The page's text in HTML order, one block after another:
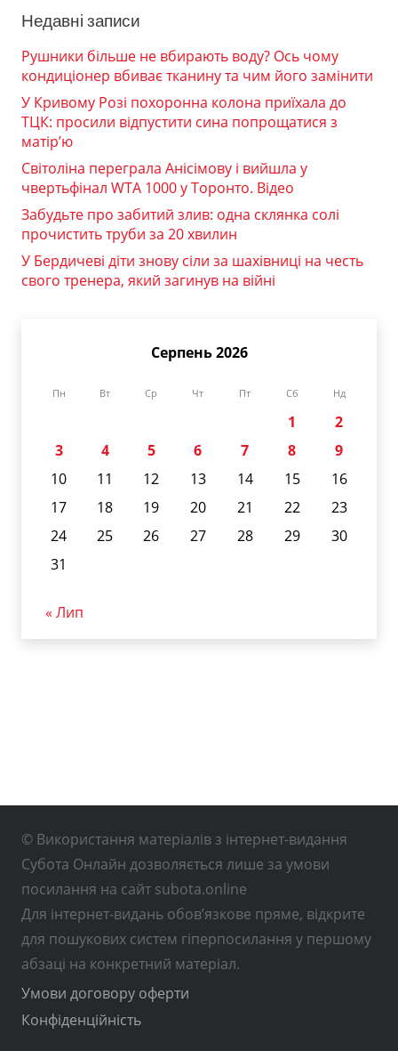
Недавні записи
Рушники більше не вбирають воду? Ось чому
кондиціонер вбиває тканину та чим його замінити
У Кривому Розі похоронна колона приїхала до
ТЦК: просили відпустити сина попрощатися з
матір’ю
Світоліна переграла Анісімову і вийшла у
чвертьфінал WTA 1000 у Торонто. Відео
Забудьте про забитий злив: одна склянка солі
прочистить труби за 20 хвилин
У Бердичеві діти знову сіли за шахівниці на честь
свого тренера, який загинув на війні
Серпень 2026
Пн Вт Ср Чт Пт Сб Нд
1
2
3
4 5 6 7 8
9
10
11 12 13 14 15
16
17
18 19 20 21 22
23
24
25 26 27 28 29
30
31
« Лип
© Використання матеріалів з інтернет-видання
Субота Онлайн дозволяється лише за умови
посилання на сайт subota.online
Для інтернет-видань обов’язкове пряме, відкрите
для пошукових систем гіперпосилання у першому
абзаці на конкретний матеріал.
Умови договору оферти
Конфіденційність